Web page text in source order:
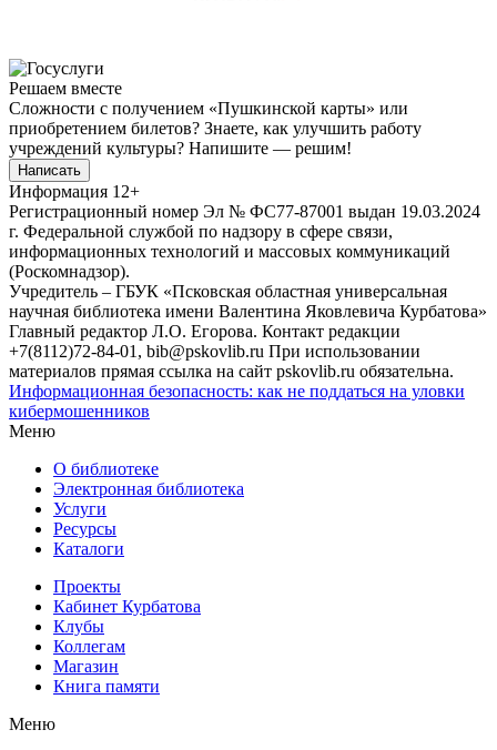
Решаем вместе
Сложности с получением «Пушкинской карты» или
приобретением билетов? Знаете, как улучшить работу
учреждений культуры? Напишите — решим!
Написать
Информация 12+
Регистрационный номер Эл № ФС77-87001 выдан 19.03.2024
г. Федеральной службой по надзору в сфере связи,
информационных технологий и массовых коммуникаций
(Роскомнадзор).
Учредитель – ГБУК «Псковская областная универсальная
научная библиотека имени Валентина Яковлевича Курбатова»
Главный редактор Л.О. Егорова. Контакт редакции
+7(8112)72-84-01, bib@pskovlib.ru При использовании
материалов прямая ссылка на сайт pskovlib.ru обязательна.
Информационная безопасность: как не поддаться на уловки
кибермошенников
Меню
О библиотеке
Электронная библиотека
Услуги
Ресурсы
Каталоги
Проекты
Кабинет Курбатова
Клубы
Коллегам
Магазин
Книга памяти
Меню